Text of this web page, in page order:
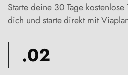
Starte deine 30 Tage kostenlose
dich und starte direkt mit
.02